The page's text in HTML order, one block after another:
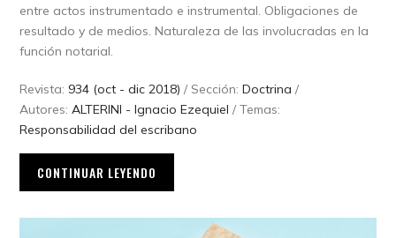
entre actos instrumentado e instrumental. Obligaciones de
resultado y de medios. Naturaleza de las involucradas en la
función notarial.
Revista: 934 (oct - dic 2018) / Sección:Doctrina /
Autores:ALTERINI - Ignacio Ezequiel / Temas:
Responsabilidad del escribano
CONTINUAR LEYENDO